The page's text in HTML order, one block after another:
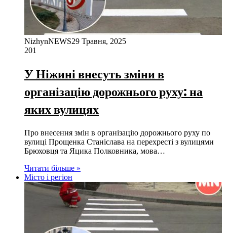
NizhynNEWS29 Травня, 2025
201
У Ніжині внесуть зміни в
організацію дорожнього руху: на
яких вулицях
Про внесення змін в організацію дорожнього руху по
вулиці Прощенка Станіслава на перехресті з вулицями
Брюховця та Яцика Полковника, мова…
Читати більше »
Місто і регіон